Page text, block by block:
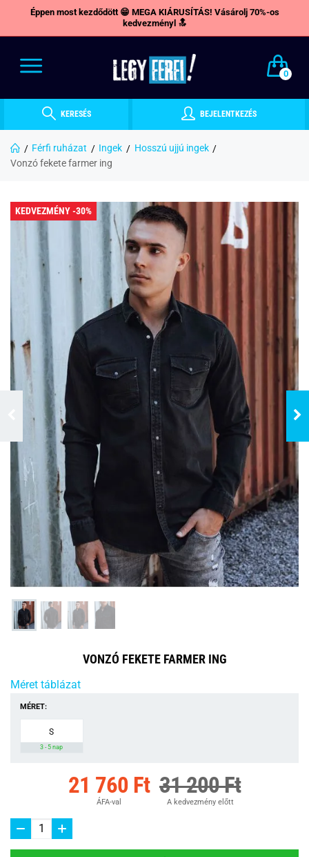
Éppen most kezdődött 😁 MEGA KIÁRUSÍTÁS! Vásárolj 70%-os
kedvezményl 🔝
0
KERESÉS BEJELENTKEZÉS
Férfi ruházat Ingek
Hosszú ujjú ingek
Vonzó fekete farmer ing
KEDVEZMÉNY -30%
VONZÓ FEKETE FARMER ING
Méret táblázat
MÉRET:
S
3 - 5 nap
21 760 Ft
ÁFA-val
31 200 Ft
A kedvezmény előtt